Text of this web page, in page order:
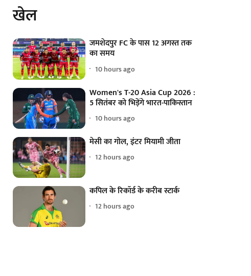
खेल
जमशेदपुर FC के पास 12 अगस्त तक
का समय
10 hours ago
Women's T-20 Asia Cup 2026 :
5 सितंबर को भिड़ेंगे भारत-पाकिस्तान
10 hours ago
मेसी का गोल, इंटर मियामी जीता
12 hours ago
कपिल के रिकॉर्ड के करीब स्टार्क
12 hours ago